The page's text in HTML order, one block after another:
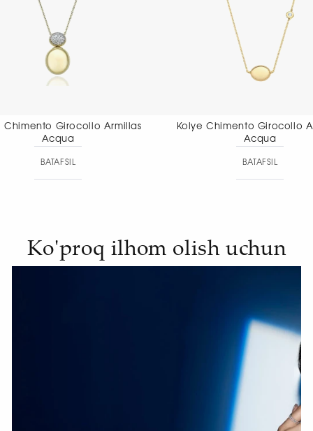
Kolye Chimento Girocollo Armillas
Kolye Chimento
Ko'proq ilhom olish uchun